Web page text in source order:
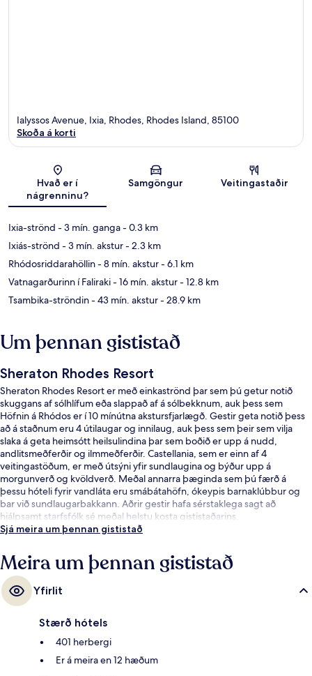
Kort
Ialyssos Avenue, Ixia, Rhodes, Rhodes Island, 85100
Skoða á korti
Hvað er í
nágrenninu?
Samgöngur Veitingastaðir
Ixia-strönd - 3 mín. ganga- 0.3 km
Ixiás-strönd - 3 mín. akstur- 2.3 km
Rhódosriddarahöllin- 8 mín. akstur- 6.1 km
Vatnagarðurinn í Faliraki- 16 mín. akstur- 12.8 km
Tsambika-ströndin- 43 mín. akstur- 28.9 km
Um þennan gististað
Sheraton Rhodes Resort
Sheraton Rhodes Resort er með einkaströnd þar sem þú getur notið
skuggans af sólhlífum eða slappað af á sólbekknum, auk þess sem
Höfnin á Rhódos er í 10 mínútna akstursfjarlægð. Gestir geta notið þess
að á staðnum eru 4 útilaugar og innilaug, auk þess sem þeir sem vilja
slaka á geta heimsótt heilsulindina þar sem boðið er upp á nudd,
andlitsmeðferðir og ilmmeðferðir. Castellania, sem er einn af 4
veitingastöðum, er með útsýni yfir sundlaugina og býður upp á
morgunverð og kvöldverð. Meðal annarra þæginda sem þú færð á
þessu hóteli fyrir vandláta eru smábátahöfn, ókeypis barnaklúbbur og
bar við sundlaugarbakkann. Aðrir gestir hafa sérstaklega sagt að
hjálpsamt starfsfólk sé meðal helstu kosta gististaðarins.
Sjá meira um þennan gististað
Meira um þennan gististað
Yfirlit
Stærð hótels
401 herbergi
Er á meira en 12 hæðum